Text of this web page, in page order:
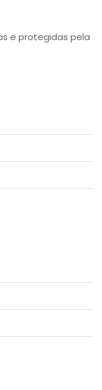
e protegidas pela